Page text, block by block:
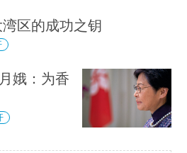
区的成功之钥
娥：为香